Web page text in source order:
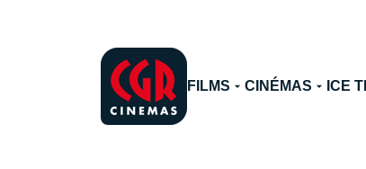
FILMS CINÉMAS ICE